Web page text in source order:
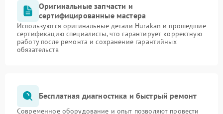
Оригинальные запчасти и
сертифицированные мастера
Используются оригинальные детали Hurakan и прошедшие
сертификацию специалисты, что гарантирует корректную
работу после ремонта и сохранение гарантийных
обязательств
Бесплатная диагностика и быстрый ремонт
Современное оборудование и опыт позволяют провести